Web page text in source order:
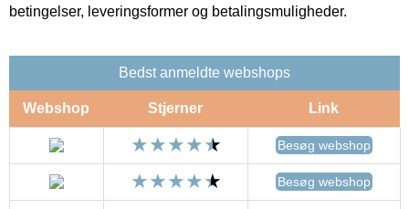
betingelser, leveringsformer og betalingsmuligheder.
Bedst anmeldte webshops
Webshop Stjerner Link
Besøg webshop
Besøg webshop